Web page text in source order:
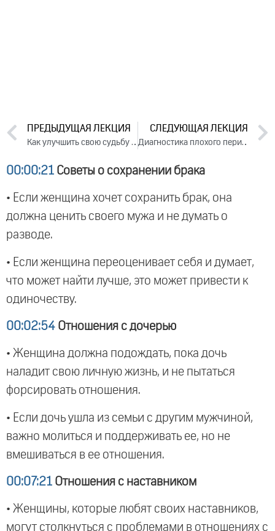
ПРЕДЫДУЩАЯ ЛЕКЦИЯ
Как улучшить свою судьбу в семье? Лекция 1 (2018)
СЛЕДУЮЩАЯ ЛЕКЦИЯ
Диагностика плохого периода жизни (2018)
00:00:21 Советы о сохранении брака
• Если женщина хочет сохранить брак, она
должна ценить своего мужа и не думать о
разводе.
• Если женщина переоценивает себя и думает,
что может найти лучше, это может привести к
одиночеству.
00:02:54 Отношения с дочерью
• Женщина должна подождать, пока дочь
наладит свою личную жизнь, и не пытаться
форсировать отношения.
• Если дочь ушла из семьи с другим мужчиной,
важно молиться и поддерживать ее, но не
вмешиваться в ее отношения.
00:07:21 Отношения с наставником
• Женщины, которые любят своих наставников,
могут столкнуться с проблемами в отношениях с